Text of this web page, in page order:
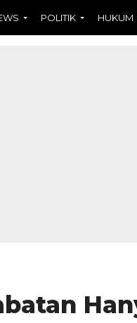
POLITIK HUKUM